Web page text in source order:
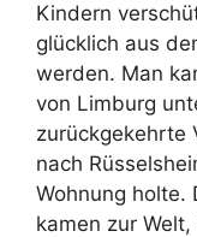
Kindern
glücklich aus
werden. Man
von Limburg
zurückgekehrte
nach
Wohnung holte.
kamen zur